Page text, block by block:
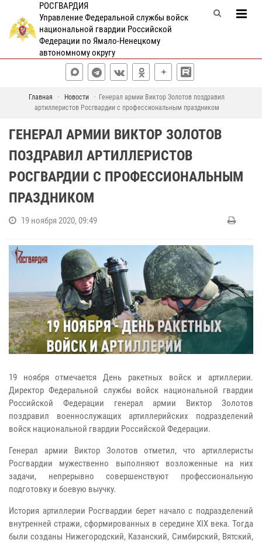
РОСГВАРДИЯ
Управление Федеральной службы войск
национальной гвардии Российской
Федерации по Ямало-Ненецкому
автономному округу
Главная Новости
Генерал армии Виктор Золотов поздравил
артиллеристов Росгвардии с профессиональным праздником
ГЕНЕРАЛ АРМИИ ВИКТОР ЗОЛОТОВ
ПОЗДРАВИЛ АРТИЛЛЕРИСТОВ
РОСГВАРДИИ С ПРОФЕССИОНАЛЬНЫМ
ПРАЗДНИКОМ
19 ноября 2020, 09:49
19 ноября отмечается День ракетных войск и артиллерии.
Директор Федеральной службы войск национальной гвардии
Российской Федерации генерал армии Виктор Золотов
поздравил военнослужащих артиллерийских подразделений
войск национальной гвардии Российской Федерации.
Генерал армии Виктор Золотов отметил, что артиллеристы
Росгвардии мужественно выполняют возложенные на них
задачи, непрерывно совершенствуют профессиональную
подготовку и боевую выучку.
История артиллерии Росгвардии берет начало с подразделений
внутренней стражи, сформированных в середине XIX века. Тогда
были созданы Нижегородский, Казанский, Симбирский, Вятский,